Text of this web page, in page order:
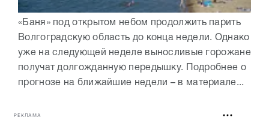
«Баня» под открытом небом продолжить парить
Волгоградскую область до конца недели. Однако
уже на следующей неделе выносливые горожане
получат долгожданную передышку. Подробнее о
прогнозе на ближайшие недели – в материале...
РЕКЛАМА